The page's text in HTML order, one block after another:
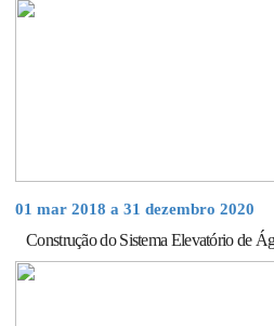
01 mar 2018 a 31 dezembro 2020
Construção do Sistema Elevatório de